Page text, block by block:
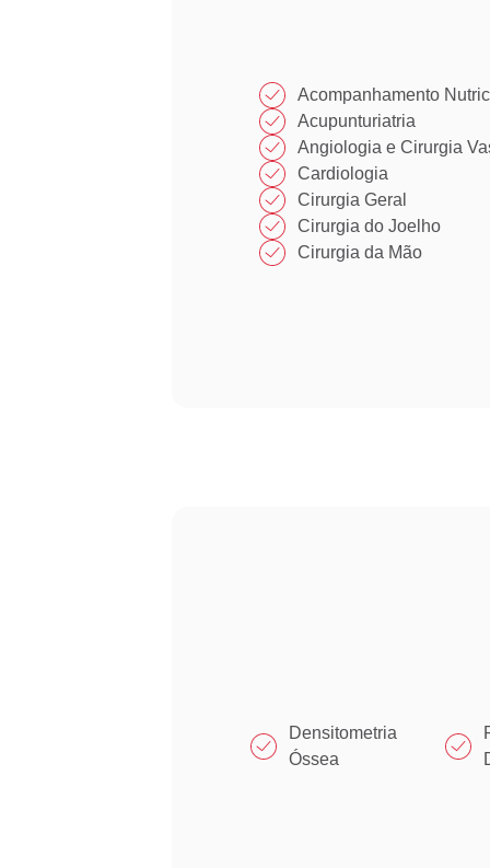
Acompanhamento
Acupunturiatria
Angiologia e Cirurgia
Cardiologia
Cirurgia Geral
Cirurgia do Joelho
Cirurgia da Mão​
Densitometria
Óssea